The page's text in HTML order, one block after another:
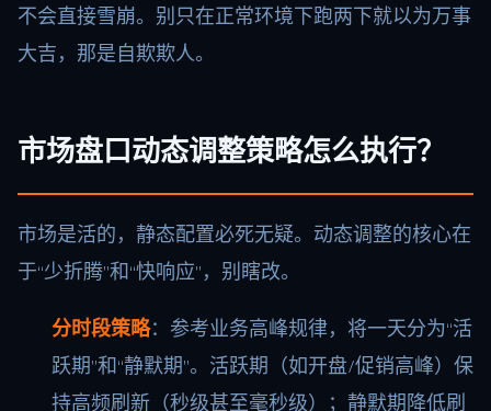
不会直接雪崩。别只在正常环境下跑两下就以为万事
大吉，那是自欺欺人。
市场盘口动态调整策略怎么执行？
市场是活的，静态配置必死无疑。动态调整的核心在
于“少折腾”和“快响应”，别瞎改。
分时段策略：参考业务高峰规律，将一天分为“活
跃期”和“静默期”。活跃期（如开盘/促销高峰）保
持高频刷新（秒级甚至毫秒级）；静默期降低刷